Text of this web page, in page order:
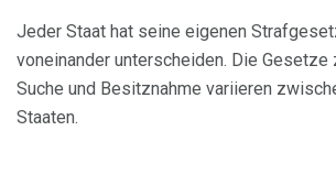
Jeder Staat hat seine eigenen
voneinander unterscheiden. Die Gesetze
Suche und Besitznahme variieren
Staaten.